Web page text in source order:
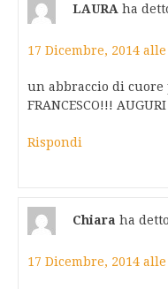
LAURA ha
17 Dicembre, 2014
un abbraccio di cuore
FRANCESCO!!!
Rispondi
Chiara ha
17 Dicembre, 2014